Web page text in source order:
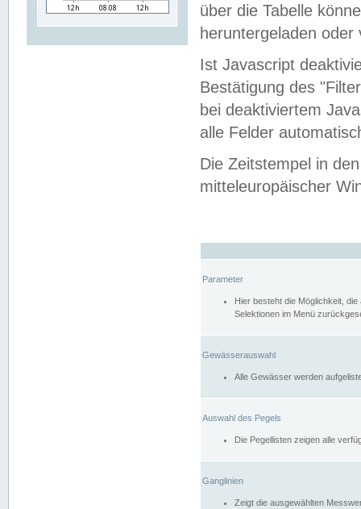
über die Tabelle
heruntergeladen oder
Ist Javascript
Bestätigung des
bei deaktiviertem
alle Felder
Die Zeitstempel in
mitteleuropäischer
Parameter
Hier besteht die Möglichkeit,
Selektionen im Menü
Gewässerauswahl
Alle Gewässer werden
Auswahl des Pegels
Die Pegellisten zeigen alle
Ganglinien
Zeigt die ausgewählten